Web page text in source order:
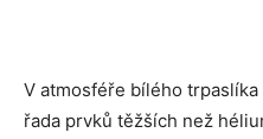
V atmosféře bílého
řada prvků těžších než